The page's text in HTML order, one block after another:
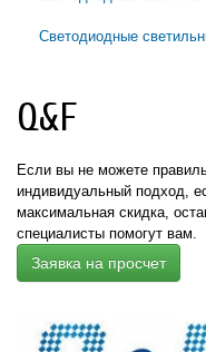
Apply Светодиодные
Светодиодные
Q&F
Если вы не можете
индивидуальный подход,
максимальная скидка,
специалисты помогут вам.
Заявка на просчет